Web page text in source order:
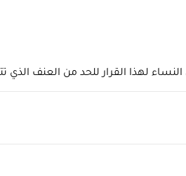
لهذا القرار للحد من العنف الذي